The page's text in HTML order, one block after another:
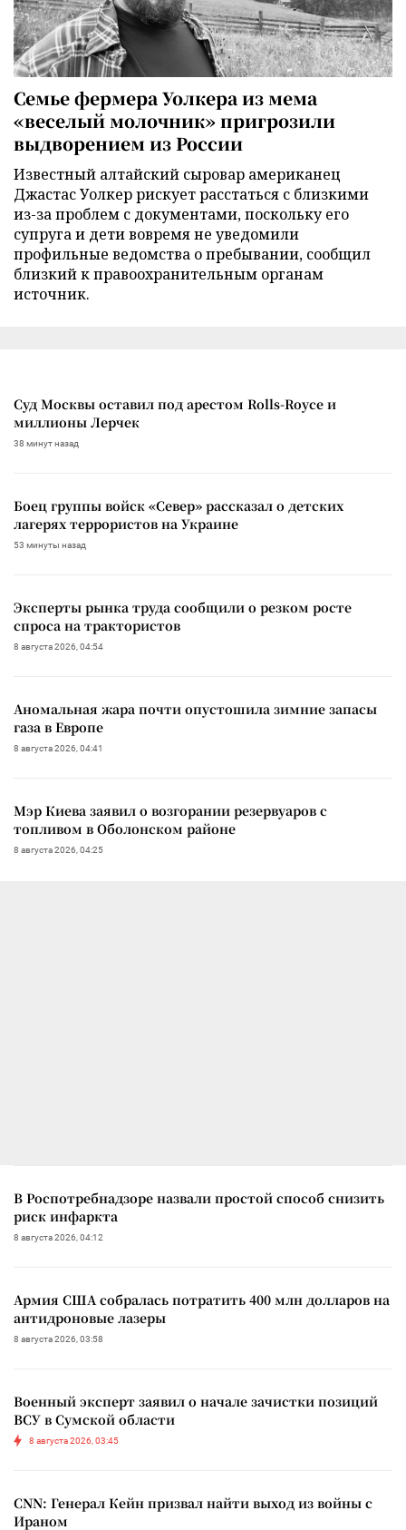
Семье фермера Уолкера из мема
«веселый молочник» пригрозили
выдворением из России
Известный алтайский сыровар американец
Джастас Уолкер рискует расстаться с близкими
из-за проблем с документами, поскольку его
супруга и дети вовремя не уведомили
профильные ведомства о пребывании, сообщил
близкий к правоохранительным органам
источник.
Суд Москвы оставил под арестом Rolls-Royce и
миллионы Лерчек
38 минут назад
Боец группы войск «Север» рассказал о детских
лагерях террористов на Украине
53 минуты назад
Эксперты рынка труда сообщили о резком росте
спроса на трактористов
8 августа 2026, 04:54
Аномальная жара почти опустошила зимние запасы
газа в Европе
8 августа 2026, 04:41
Мэр Киева заявил о возгорании резервуаров с
топливом в Оболонском районе
8 августа 2026, 04:25
В Роспотребнадзоре назвали простой способ снизить
риск инфаркта
8 августа 2026, 04:12
Армия США собралась потратить 400 млн долларов на
антидроновые лазеры
8 августа 2026, 03:58
Военный эксперт заявил о начале зачистки позиций
ВСУ в Сумской области
8 августа 2026, 03:45
CNN: Генерал Кейн призвал найти выход из войны с
Ираном